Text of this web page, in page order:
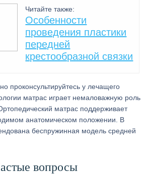
Читайте также:
Особенности
проведения пластики
передней
крестообразной связки
проконсультируйтесь у лечащего
матрас играет немаловажную роль
матрас поддерживает
анатомическом положении. В
беспружинная модель средней
вопросы